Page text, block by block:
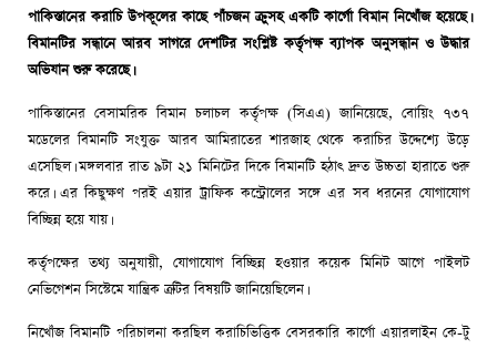
পাকিস্তানের করাচি উপকূলের কাছে পাঁচজন ক্রুসহ একটি কার্গো বিমান নিখোঁজ হয়েছে।
বিমানটির সন্ধানে আরব সাগরে দেশটির সংশ্লিষ্ট কর্তৃপক্ষ ব্যাপক অনুসন্ধান ও উদ্ধার
অভিযান শুরু করেছে।
পাকিস্তানের বেসামরিক বিমান চলাচল কর্তৃপক্ষ (সিএএ) জানিয়েছে, বোয়িং ৭৩৭
মডেলের বিমানটি সংযুক্ত আরব আমিরাতের শারজাহ থেকে করাচির উদ্দেশ্যে উড়ে
এসেছিল। মঙ্গলবার রাত ৯টা ২১ মিনিটের দিকে বিমানটি হঠাৎ দ্রুত উচ্চতা হারাতে শুরু
করে। এর কিছুক্ষণ পরই এয়ার ট্রাফিক কন্ট্রোলের সঙ্গে এর সব ধরনের যোগাযোগ
বিচ্ছিন্ন হয়ে যায়।
কর্তৃপক্ষের তথ্য অনুযায়ী, যোগাযোগ বিচ্ছিন্ন হওয়ার কয়েক মিনিট আগে পাইলট
নেভিগেশন সিস্টেমে যান্ত্রিক ত্রুটির বিষয়টি জানিয়েছিলেন।
নিখোঁজ বিমানটি পরিচালনা করছিল করাচিভিত্তিক বেসরকারি কার্গো এয়ারলাইন কে-টু